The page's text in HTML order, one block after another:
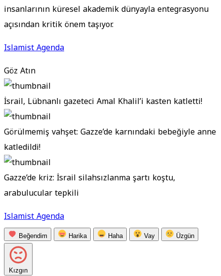
insanlarının küresel akademik dünyayla entegrasyonu
açısından kritik önem taşıyor.
Islamist Agenda
Göz Atın
İsrail, Lübnanlı gazeteci Amal Khalil’i kasten katletti!
Görülmemiş vahşet: Gazze’de karnındaki bebeğiyle anne
katledildi!
Gazze’de kriz: İsrail silahsızlanma şartı koştu,
arabulucular tepkili
Islamist Agenda
Beğendim Harika Haha Vay Üzgün
Kızgın